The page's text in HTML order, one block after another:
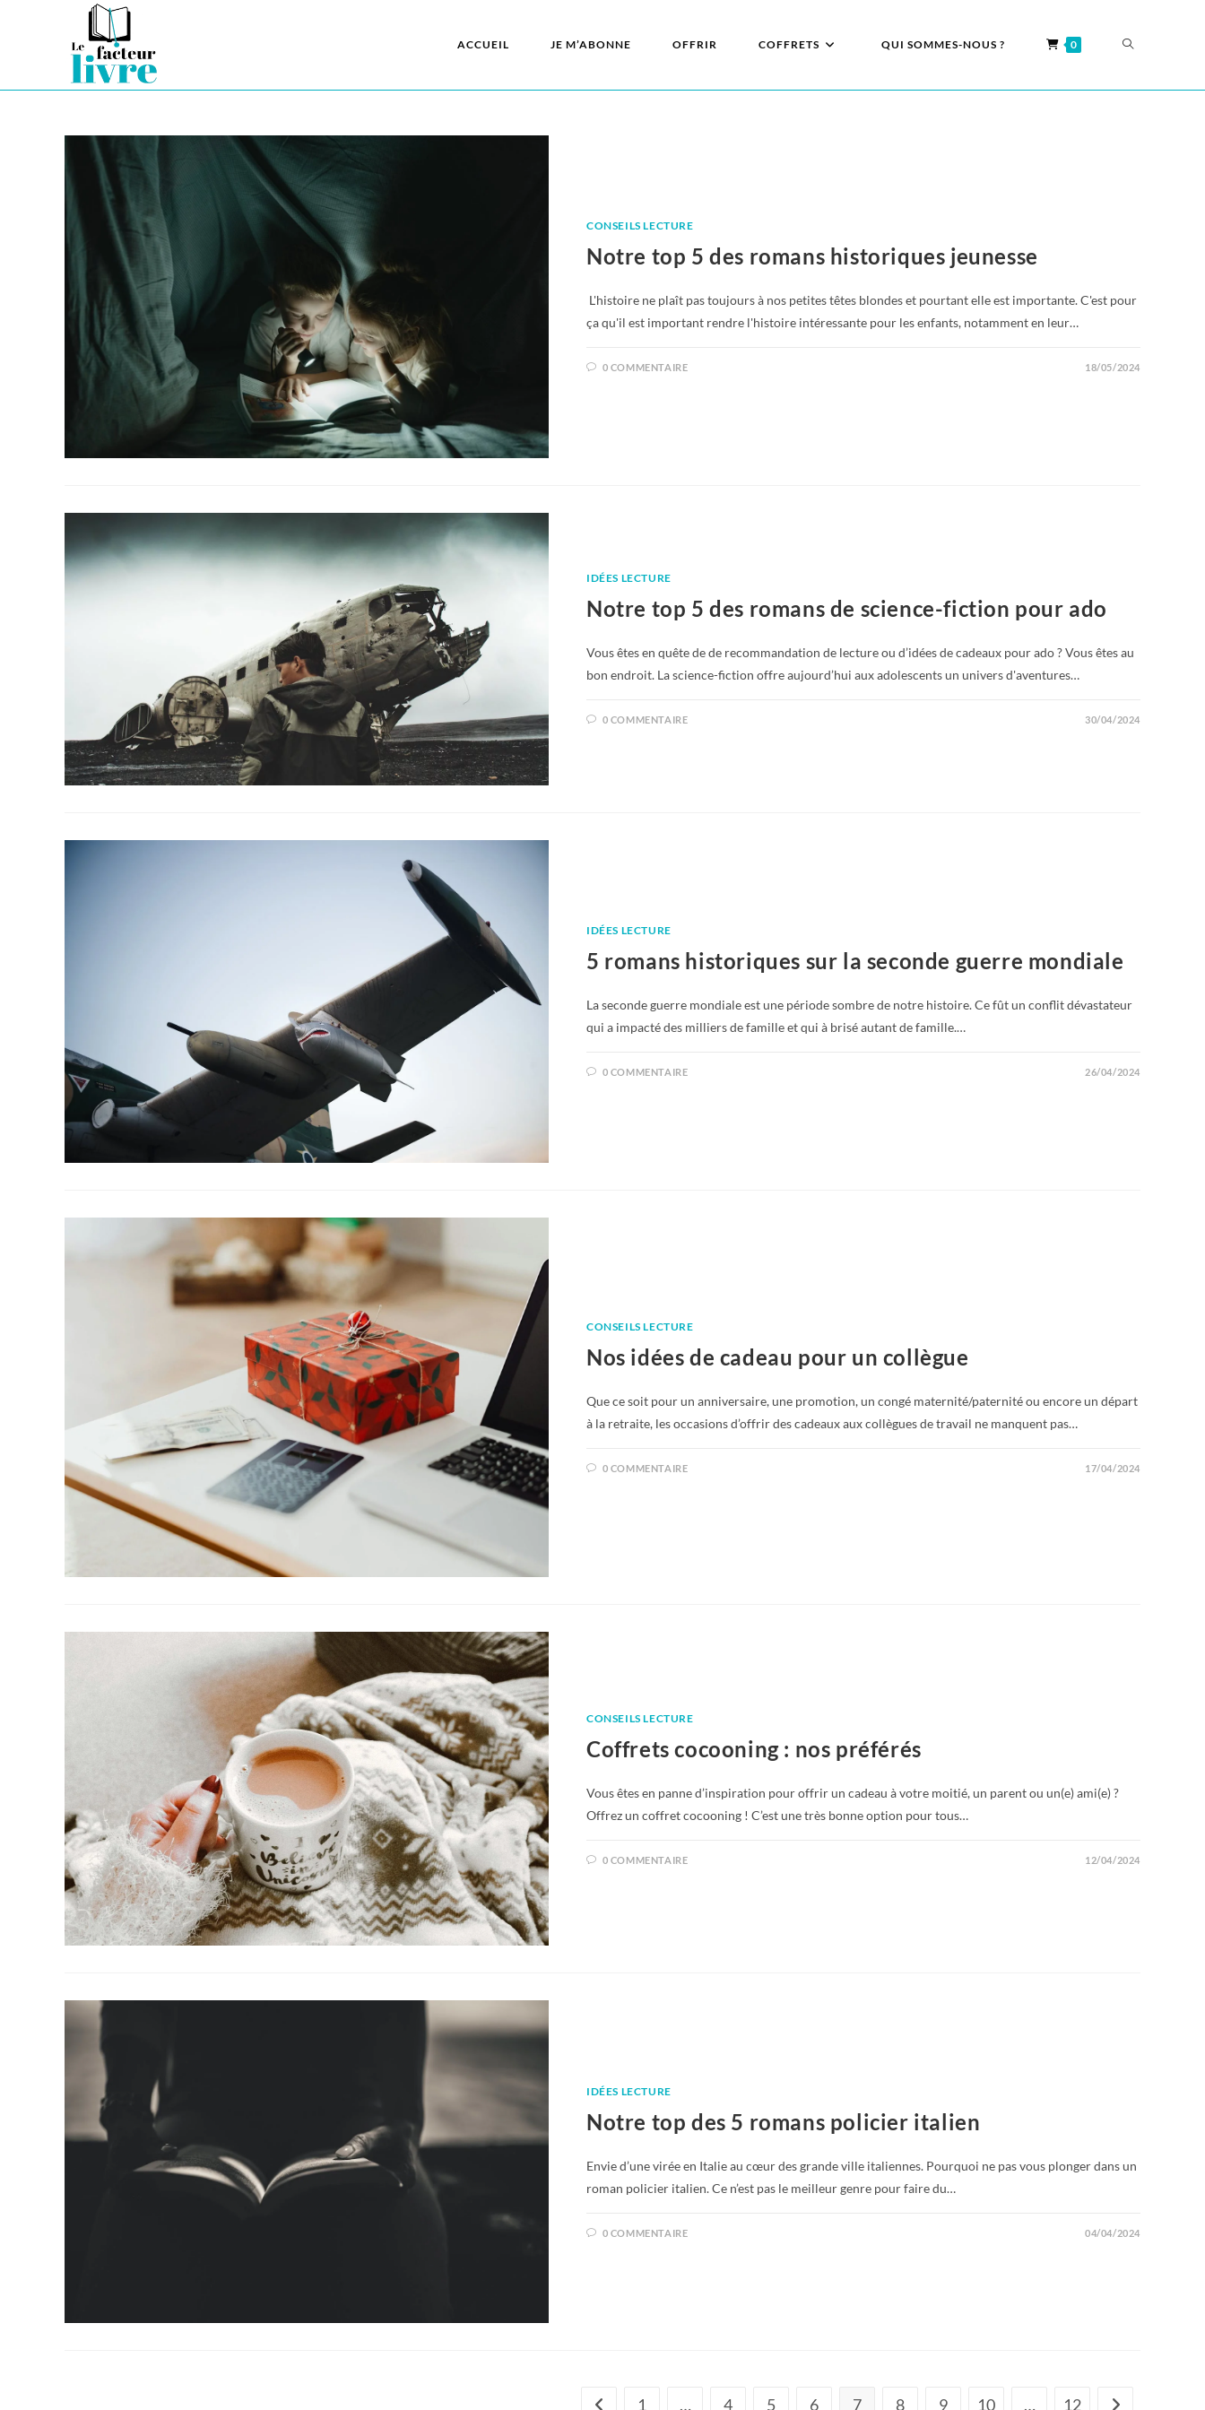
ACCUEIL JE M’ABONNE OFFRIR COFFRETS QUI SOMMES-NOUS ? 0
CONSEILS LECTURE
Notre top 5 des romans historiques jeunesse
L'histoire ne plaît pas toujours à nos petites têtes blondes et pourtant elle est importante. C'est pour
ça qu'il est important rendre l'histoire intéressante pour les enfants, notamment en leur…
0 COMMENTAIRE 18/05/2024
IDÉES LECTURE
Notre top 5 des romans de science-fiction pour ado
Vous êtes en quête de de recommandation de lecture ou d’idées de cadeaux pour ado ? Vous êtes au
bon endroit. La science-fiction offre aujourd’hui aux adolescents un univers d'aventures…
0 COMMENTAIRE 30/04/2024
IDÉES LECTURE
5 romans historiques sur la seconde guerre mondiale
La seconde guerre mondiale est une période sombre de notre histoire. Ce fût un conflit dévastateur
qui a impacté des milliers de famille et qui à brisé autant de famille.…
0 COMMENTAIRE 26/04/2024
CONSEILS LECTURE
Nos idées de cadeau pour un collègue
Que ce soit pour un anniversaire, une promotion, un congé maternité/paternité ou encore un départ
à la retraite, les occasions d’offrir des cadeaux aux collègues de travail ne manquent pas…
0 COMMENTAIRE 17/04/2024
CONSEILS LECTURE
Coffrets cocooning : nos préférés
Vous êtes en panne d’inspiration pour offrir un cadeau à votre moitié, un parent ou un(e) ami(e) ?
Offrez un coffret cocooning ! C’est une très bonne option pour tous…
0 COMMENTAIRE 12/04/2024
IDÉES LECTURE
Notre top des 5 romans policier italien
Envie d’une virée en Italie au cœur des grande ville italiennes. Pourquoi ne pas vous plonger dans un
roman policier italien. Ce n’est pas le meilleur genre pour faire du…
0 COMMENTAIRE 04/04/2024
1 … 4 5 6 7 8 9 10 … 12